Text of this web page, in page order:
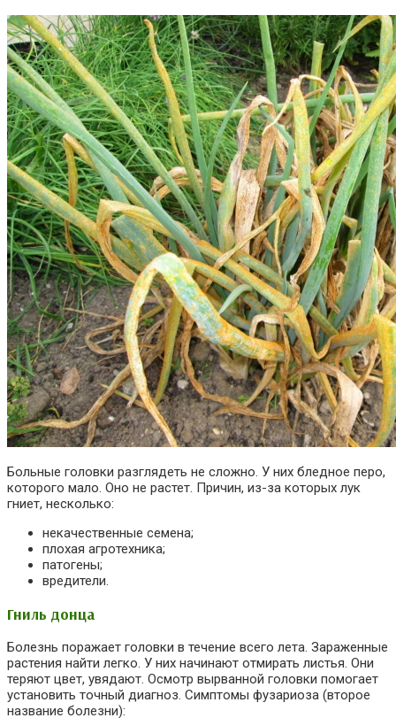
Больные головки разглядеть не сложно. У них бледное перо,
которого мало. Оно не растет. Причин, из-за которых лук
гниет, несколько:
некачественные семена;
плохая агротехника;
патогены;
вредители.
Гниль донца
Болезнь поражает головки в течение всего лета. Зараженные
растения найти легко. У них начинают отмирать листья. Они
теряют цвет, увядают. Осмотр вырванной головки помогает
установить точный диагноз. Симптомы фузариоза (второе
название болезни):